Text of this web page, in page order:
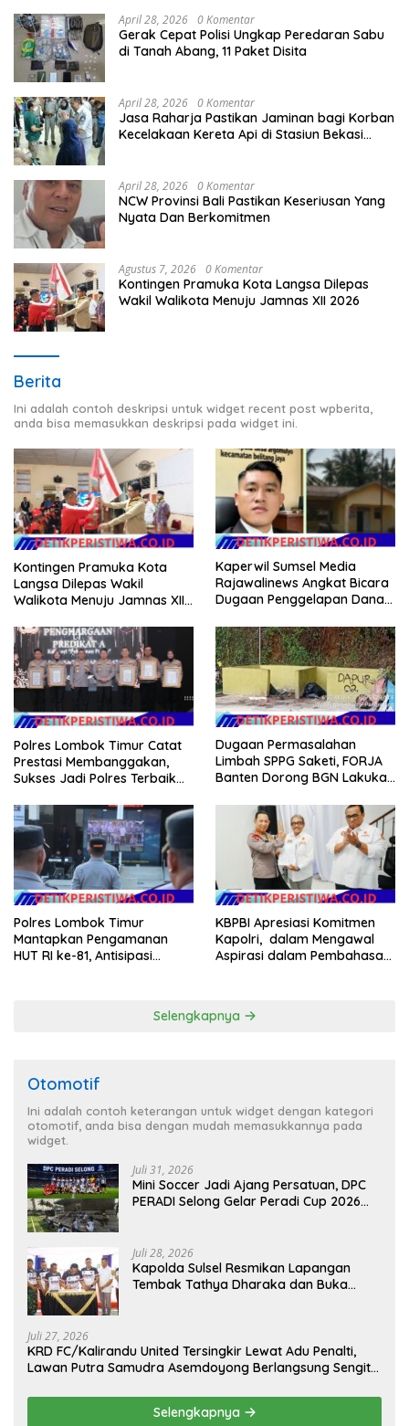
April 28, 2026 0 Komentar
Gerak Cepat Polisi Ungkap Peredaran Sabu
di Tanah Abang, 11 Paket Disita
April 28, 2026 0 Komentar
Jasa Raharja Pastikan Jaminan bagi Korban
Kecelakaan Kereta Api di Stasiun Bekasi
April 28, 2026 0 Komentar
NCW Provinsi Bali Pastikan Keseriusan Yang
Nyata Dan Berkomitmen
Agustus 7, 2026 0 Komentar
Kontingen Pramuka Kota Langsa Dilepas
Wakil Walikota Menuju Jamnas XII 2026
Berita
Ini adalah contoh deskripsi untuk widget recent post wpberita,
anda bisa memasukkan deskripsi pada widget ini.
Kontingen Pramuka Kota
Langsa Dilepas Wakil
Walikota Menuju Jamnas XII
Kaperwil Sumsel Media
Rajawalinews Angkat Bicara
Dugaan Penggelapan Dana
Argomulyo Belitang Jaya
Hilang 3 Bulan Bawa
Anggaran Pembangunan
Polres Lombok Timur Catat
Prestasi Membanggakan,
Sukses Jadi Polres Terbaik
NTB
Dugaan Permasalahan
Limbah SPPG Saketi, FORJA
Banten Dorong BGN Lakukan
Polres Lombok Timur
Mantapkan Pengamanan
HUT RI ke-81, Antisipasi
KBPBI Apresiasi Komitmen
Kapolri, dalam Mengawal
Aspirasi dalam Pembahasan
Selengkapnya
Otomotif
Ini adalah contoh keterangan untuk widget dengan kategori
otomotif, anda bisa dengan mudah memasukkannya pada
widget.
Juli 31, 2026
Mini Soccer Jadi Ajang Persatuan, DPC
PERADI Selong Gelar Peradi Cup 2026
Juli 28, 2026
Kapolda Sulsel Resmikan Lapangan
Tembak Tathya Dharaka dan Buka
Juli 27, 2026
KRD FC/Kalirandu United Tersingkir Lewat Adu Penalti,
Lawan Putra Samudra Asemdoyong Berlangsung Sengit
Selengkapnya